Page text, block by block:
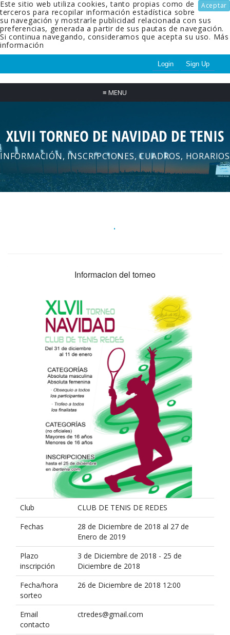
Aceptar
Este sitio web utiliza cookies, tanto propias como de
terceros para recopilar información estadística sobre
su navegación y mostrarle publicidad relacionada con sus
preferencias, generada a partir de sus pautas de navegación.
Si continua navegando, consideramos que acepta su uso. Más
información
Login Sign Up
≡ MENU
XLVII TORNEO DE NAVIDAD DE TENIS
INFORMACIÓN, INSCRIPCIONES, CUADROS, HORARIOS
.
Informacion del torneo
Club
CLUB DE TENIS DE REDES
Fechas
28 de Diciembre de 2018 al 27 de
Enero de 2019
Plazo
inscripción
3 de Diciembre de 2018 - 25 de
Diciembre de 2018
Fecha/hora
sorteo
26 de Diciembre de 2018 12:00
Email
contacto
ctredes@gmail.com